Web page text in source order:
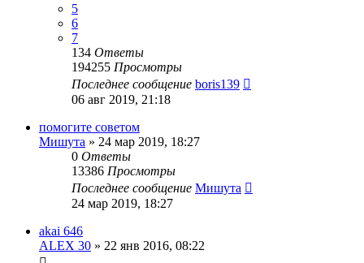
5
6
7
134 Ответы
194255 Просмотры
Последнее сообщение boris139
06 авг 2019, 21:18
помогите советом
Мишута » 24 мар 2019, 18:27
0 Ответы
13386 Просмотры
Последнее сообщение Мишута
24 мар 2019, 18:27
akai 646
ALEX 30 » 22 янв 2016, 08:22